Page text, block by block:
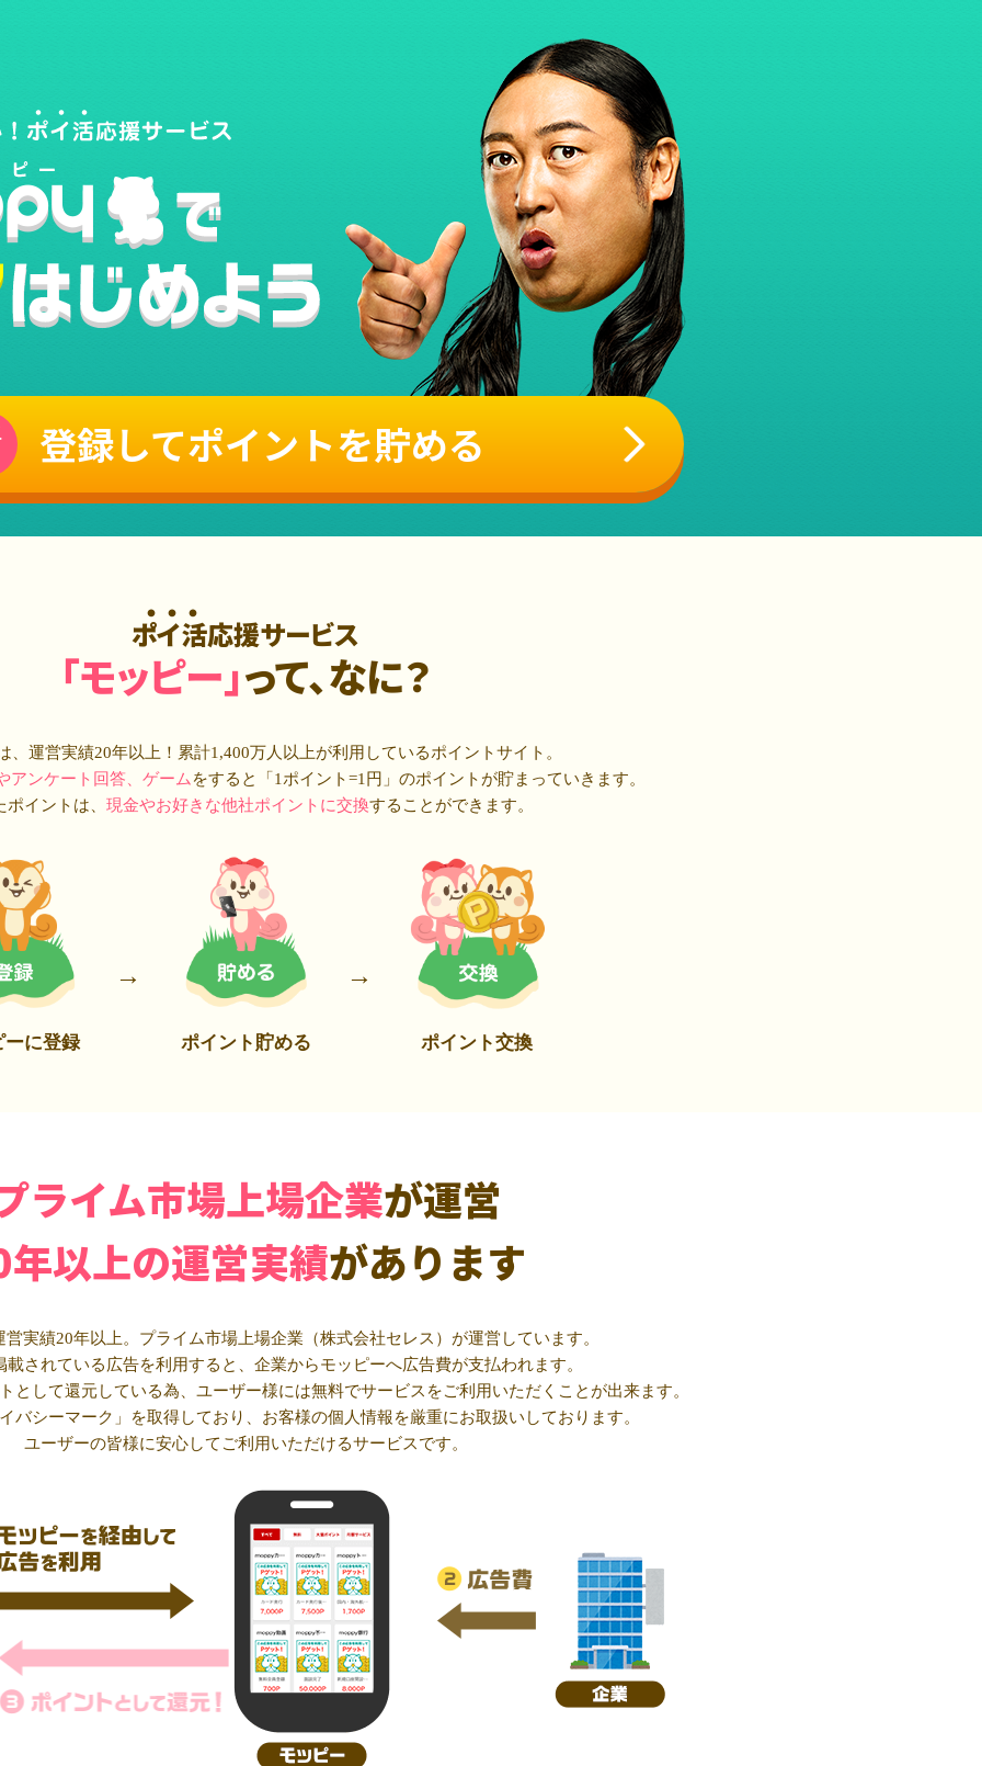
登録してポイントを貯める
ポイ活応援サービス
「モッピー」って、なに？
、運営実績20年以上！累計1,400万人 以上が利用しているポイントサイト。
アンケート回答、ゲーム をすると「1ポイント=1円」のポイントが貯まっていきます。
ポイントは、 現金やお好きな他社ポイントに交換することができます。
ーに登録 ポイント貯める ポイント交換
ライム市場上場企業が運営
以上の運営実績があります
実績20年以上。プライム市場上場企業（株式会社セレス）が運営しています。
載されている広告を利用すると、企業からモッピーへ広告費が支払われます。
として還元している為、ユーザー様には無料でサービスをご利用いただくことが出来ます。
バシーマーク」を取得しており、お客様の個人情報を厳重にお取扱いしております。
ユーザーの皆様に安心してご利用いただけるサービスです。